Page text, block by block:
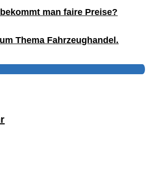
man faire Preise?
Thema Fahrzeughandel.